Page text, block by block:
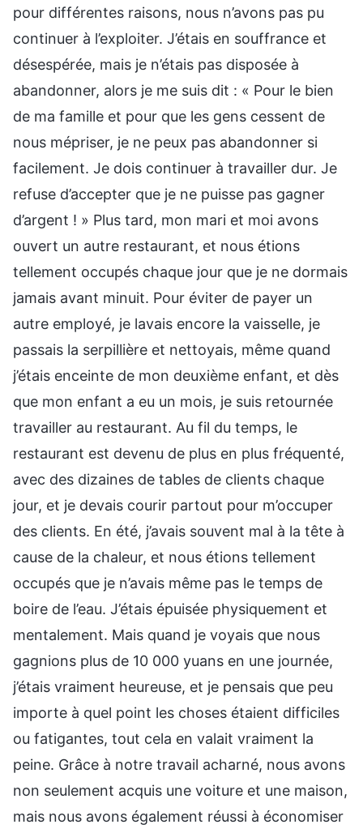
pour différentes raisons, nous n’avons pas pu
continuer à l’exploiter. J’étais en souffrance et
désespérée, mais je n’étais pas disposée à
abandonner, alors je me suis dit : « Pour le bien
de ma famille et pour que les gens cessent de
nous mépriser, je ne peux pas abandonner si
facilement. Je dois continuer à travailler dur. Je
refuse d’accepter que je ne puisse pas gagner
d’argent ! » Plus tard, mon mari et moi avons
ouvert un autre restaurant, et nous étions
tellement occupés chaque jour que je ne dormais
jamais avant minuit. Pour éviter de payer un
autre employé, je lavais encore la vaisselle, je
passais la serpillière et nettoyais, même quand
j’étais enceinte de mon deuxième enfant, et dès
que mon enfant a eu un mois, je suis retournée
travailler au restaurant. Au fil du temps, le
restaurant est devenu de plus en plus fréquenté,
avec des dizaines de tables de clients chaque
jour, et je devais courir partout pour m’occuper
des clients. En été, j’avais souvent mal à la tête à
cause de la chaleur, et nous étions tellement
occupés que je n’avais même pas le temps de
boire de l’eau. J’étais épuisée physiquement et
mentalement. Mais quand je voyais que nous
gagnions plus de 10 000 yuans en une journée,
j’étais vraiment heureuse, et je pensais que peu
importe à quel point les choses étaient difficiles
ou fatigantes, tout cela en valait vraiment la
peine. Grâce à notre travail acharné, nous avons
non seulement acquis une voiture et une maison,
mais nous avons également réussi à économiser